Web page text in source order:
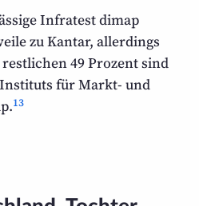
Infratest dimap
zu Kantar, allerdings
49 Prozent sind
für Markt- und
13